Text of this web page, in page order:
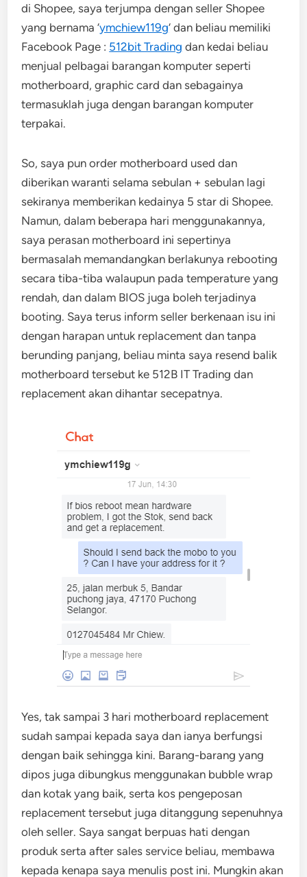
di Shopee, saya terjumpa dengan seller Shopee
yang bernama ‘ymchiew119g‘ dan beliau memiliki
Facebook Page : 512bit Trading dan kedai beliau
menjual pelbagai barangan komputer seperti
motherboard, graphic card dan sebagainya
termasuklah juga dengan barangan komputer
terpakai.
So, saya pun order motherboard used dan
diberikan waranti selama sebulan + sebulan lagi
sekiranya memberikan kedainya 5 star di Shopee.
Namun, dalam beberapa hari menggunakannya,
saya perasan motherboard ini sepertinya
bermasalah memandangkan berlakunya rebooting
secara tiba-tiba walaupun pada temperature yang
rendah, dan dalam BIOS juga boleh terjadinya
booting. Saya terus inform seller berkenaan isu ini
dengan harapan untuk replacement dan tanpa
berunding panjang, beliau minta saya resend balik
motherboard tersebut ke 512B IT Trading dan
replacement akan dihantar secepatnya.
Yes, tak sampai 3 hari motherboard replacement
sudah sampai kepada saya dan ianya berfungsi
dengan baik sehingga kini. Barang-barang yang
dipos juga dibungkus menggunakan bubble wrap
dan kotak yang baik, serta kos pengeposan
replacement tersebut juga ditanggung sepenuhnya
oleh seller. Saya sangat berpuas hati dengan
produk serta after sales service beliau, membawa
kepada kenapa saya menulis post ini. Mungkin akan